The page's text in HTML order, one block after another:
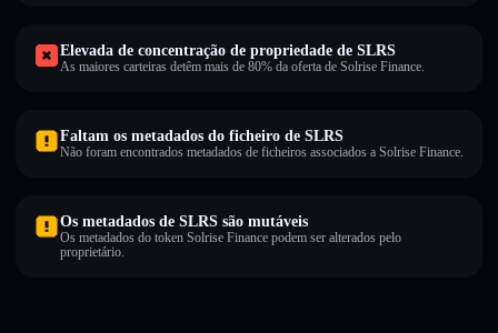
Elevada de concentração de propriedade de SLRS
As maiores carteiras detêm mais de 80% da oferta de Solrise Finance.
Faltam os metadados do ficheiro de SLRS
Não foram encontrados metadados de ficheiros associados a Solrise Finance.
Os metadados de SLRS são mutáveis
Os metadados do token Solrise Finance podem ser alterados pelo
proprietário.